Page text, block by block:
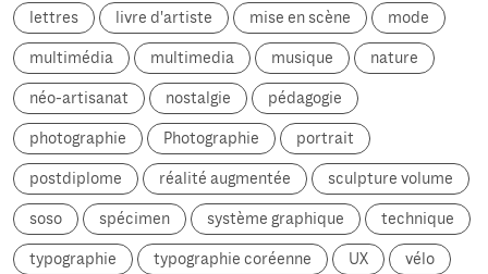
lettres livre d'artiste mise en scène mode
multimédia multimedia musique nature
néo-artisanat nostalgie pédagogie
photographie Photographie portrait
postdiplome réalité augmentée sculpture volume
soso spécimen système graphique technique
typographie typographie coréenne UX vélo